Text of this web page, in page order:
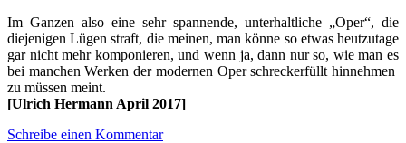
Im Ganzen also eine sehr spannende, unterhaltliche „Oper“, die
diejenigen Lügen straft, die meinen, man könne so etwas heutzutage
gar nicht mehr komponieren, und wenn ja, dann nur so, wie man es
bei manchen Werken der modernen Oper schreckerfüllt hinnehmen
zu müssen meint.
[Ulrich Hermann April 2017]
Schreibe einen Kommentar